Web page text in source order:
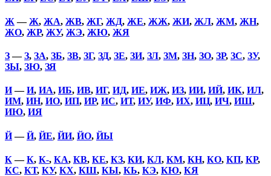
Ж —Ж, ЖА, ЖВ, ЖГ, ЖД, ЖЕ, ЖЖ, ЖИ, ЖЛ, ЖМ, ЖН,
ЖО, ЖР, ЖУ, ЖЭ, ЖЮ, ЖЯ
З—З, ЗА, ЗБ, ЗВ, ЗГ, ЗД, ЗЕ, ЗИ, ЗЛ, ЗМ, ЗН, ЗО, ЗР, ЗС, ЗУ,
ЗЫ, ЗЮ, ЗЯ
И—И, ИА, ИБ, ИВ, ИГ, ИД, ИЕ, ИЖ, ИЗ, ИИ, ИЙ, ИК, ИЛ,
ИМ, ИН, ИО, ИП, ИР, ИС, ИТ, ИУ, ИФ, ИХ, ИЦ, ИЧ, ИШ,
ИЮ, ИЯ
Й—Й, ЙЕ, ЙИ, ЙО, ЙЫ
К—К, К-, КА, КВ, КЕ, КЗ, КИ, КЛ, КМ, КН, КО, КП, КР,
КС, КТ, КУ, КХ, КШ, КЫ, КЬ, КЭ, КЮ, КЯ